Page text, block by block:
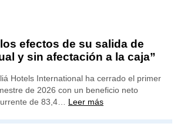
efectos de su salida de
y sin afectación a la caja”
Hotels International ha cerrado el primer
de 2026 con un beneficio neto
de 83,4… Leer más